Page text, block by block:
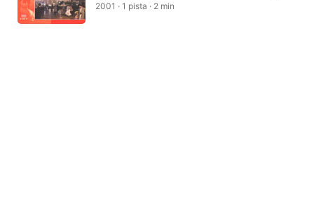
2001 · 1 pista · 2 min